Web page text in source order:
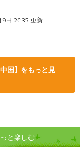
9日 20:35 更新
国】をもっと見
と楽しむ